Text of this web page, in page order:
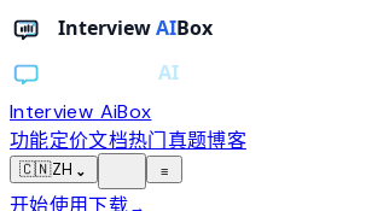
Interview AiBox
功能定价文档热门真题博客
🇨🇳ZH ⌄ ≡
开始使用下载